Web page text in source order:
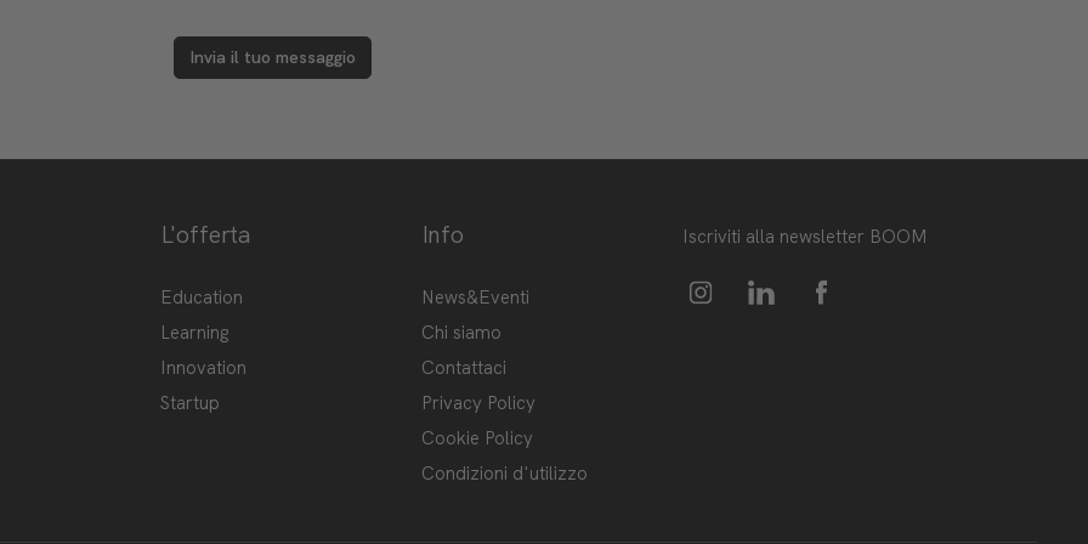
Invia il tuo messaggio
L'offerta
Education
Learning
Innovation
Startup
Info
News&Eventi
Chi siamo
Contattaci
Privacy Policy
Cookie Policy
Condizioni d'utilizzo
Iscriviti alla newsletter BOOM
hub/